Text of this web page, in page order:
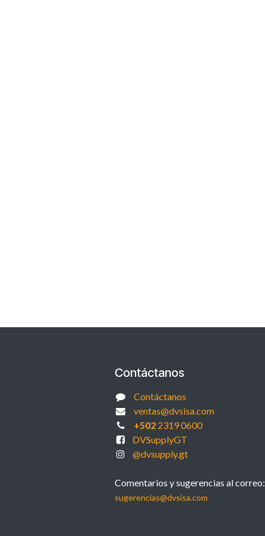
Contáctanos
Contáctanos
ventas@dvsisa.com
+5022319 0600
DVSupplyGT
@dvsupply.gt
Comentarios y sugerencias al correo:
sugerencias@dvsisa.com